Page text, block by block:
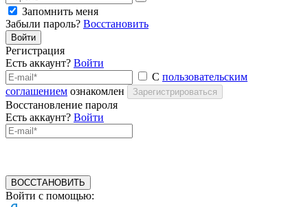
Запомнить меня
Забыли пароль? Восстановить
Войти
Регистрация
Есть аккаунт? Войти
С пользовательским
соглашением ознакомлен Зарегистрироваться
Восстановление пароля
Есть аккаунт? Войти
ВОССТАНОВИТЬ
Войти с помощью: